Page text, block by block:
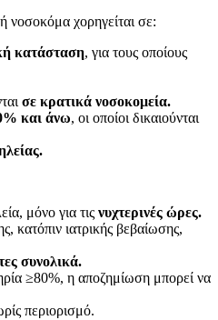
νοσοκόμα χορηγείται σε:
κατάσταση, για τους οποίους
σε κρατικά νοσοκομεία.
και άνω, οι οποίοι δικαιούνται
μόνο για τις νυχτερινές ώρες.
κατόπιν ιατρικής βεβαίωσης,
συνολικά.
≥80%, η αποζημίωση μπορεί να
περιορισμό.